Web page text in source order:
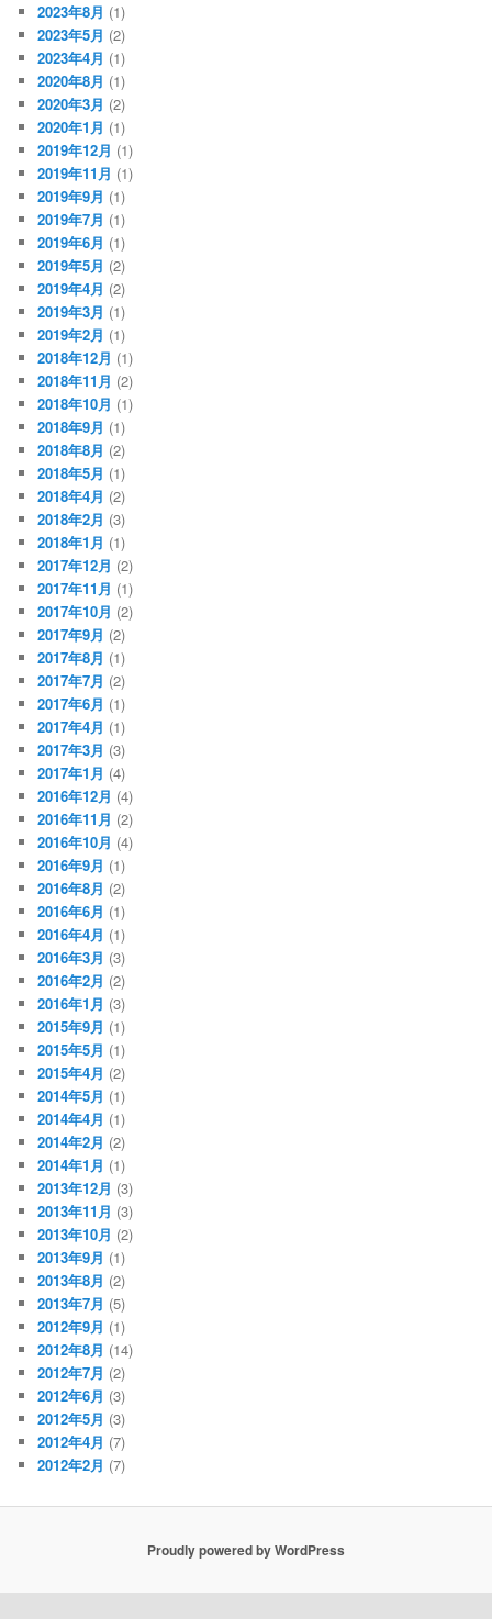
2023年8月 (1)
2023年5月 (2)
2023年4月 (1)
2020年8月 (1)
2020年3月 (2)
2020年1月 (1)
2019年12月 (1)
2019年11月 (1)
2019年9月 (1)
2019年7月 (1)
2019年6月 (1)
2019年5月 (2)
2019年4月 (2)
2019年3月 (1)
2019年2月 (1)
2018年12月 (1)
2018年11月 (2)
2018年10月 (1)
2018年9月 (1)
2018年8月 (2)
2018年5月 (1)
2018年4月 (2)
2018年2月 (3)
2018年1月 (1)
2017年12月 (2)
2017年11月 (1)
2017年10月 (2)
2017年9月 (2)
2017年8月 (1)
2017年7月 (2)
2017年6月 (1)
2017年4月 (1)
2017年3月 (3)
2017年1月 (4)
2016年12月 (4)
2016年11月 (2)
2016年10月 (4)
2016年9月 (1)
2016年8月 (2)
2016年6月 (1)
2016年4月 (1)
2016年3月 (3)
2016年2月 (2)
2016年1月 (3)
2015年9月 (1)
2015年5月 (1)
2015年4月 (2)
2014年5月 (1)
2014年4月 (1)
2014年2月 (2)
2014年1月 (1)
2013年12月 (3)
2013年11月 (3)
2013年10月 (2)
2013年9月 (1)
2013年8月 (2)
2013年7月 (5)
2012年9月 (1)
2012年8月 (14)
2012年7月 (2)
2012年6月 (3)
2012年5月 (3)
2012年4月 (7)
2012年2月 (7)
Proudly powered by WordPress